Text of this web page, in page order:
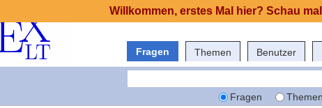
Fragen Themen Benutzer
Fragen Themen
Willkommen, erstes Mal hier? Schau